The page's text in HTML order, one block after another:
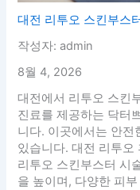
대전 리투오 스킨부스
작성자: admin
8월 4, 2026
대전에서 리투오 스킨
진료를 제공하는 닥터
니다. 이곳에서는 안전
있습니다. 대전 리투오
리투오 스킨부스터 시
을 높이며, 다양한 피